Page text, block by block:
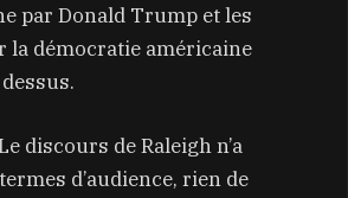
par Donald Trump et les
la démocratie américaine
discours de Raleigh n’a
d’audience, rien de